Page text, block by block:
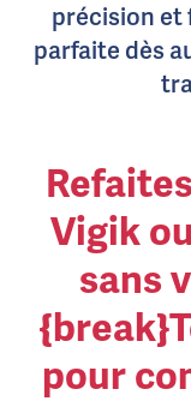
précision et
parfaite dès
Vigik
sans
pour